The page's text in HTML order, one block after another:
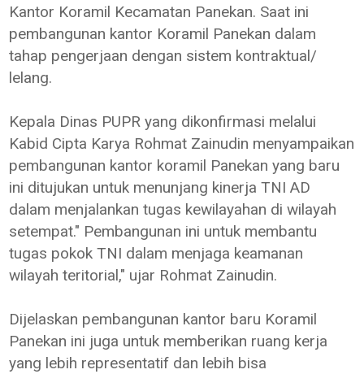
Kantor Koramil Kecamatan Panekan. Saat ini
pembangunan kantor Koramil Panekan dalam
tahap pengerjaan dengan sistem kontraktual/
lelang.
Kepala Dinas PUPR yang dikonfirmasi melalui
Kabid Cipta Karya Rohmat Zainudin menyampaikan
pembangunan kantor koramil Panekan yang baru
ini ditujukan untuk menunjang kinerja TNI AD
dalam menjalankan tugas kewilayahan di wilayah
setempat." Pembangunan ini untuk membantu
tugas pokok TNI dalam menjaga keamanan
wilayah teritorial," ujar Rohmat Zainudin.
Dijelaskan pembangunan kantor baru Koramil
Panekan ini juga untuk memberikan ruang kerja
yang lebih representatif dan lebih bisa